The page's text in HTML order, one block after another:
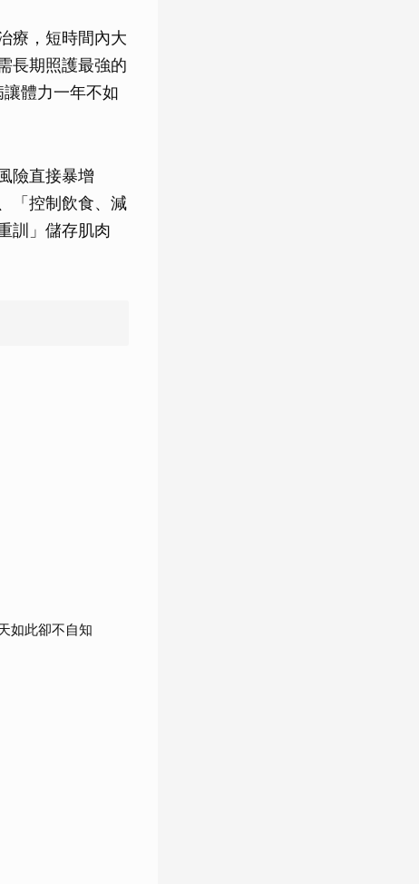
療，短時間內大
長期照護最強的
體力一年不如
險直接暴增
「控制飲食、減
訓」儲存肌肉
如此卻不自知